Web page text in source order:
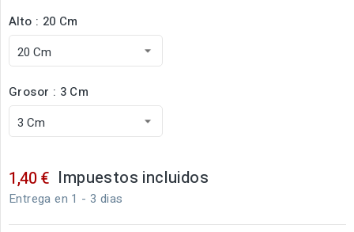
Alto : 20 Cm
Grosor : 3 Cm
1,40 € Impuestos incluidos
Entrega en 1 - 3 dias